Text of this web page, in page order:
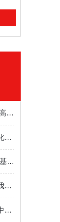
锚定新标 智测水质｜吉天仪器高锰酸盐指数分析仪助力生态环境新标准落地
春种秋收，吉天仪器帮您检测化肥产品中无机元素含量
液相-原子荧光法检测水质中烷基汞解决方案
原子荧光光度计检测技术助力我国土壤普查项目
直接进样汞镉测试仪测定大米中镉的解决方案